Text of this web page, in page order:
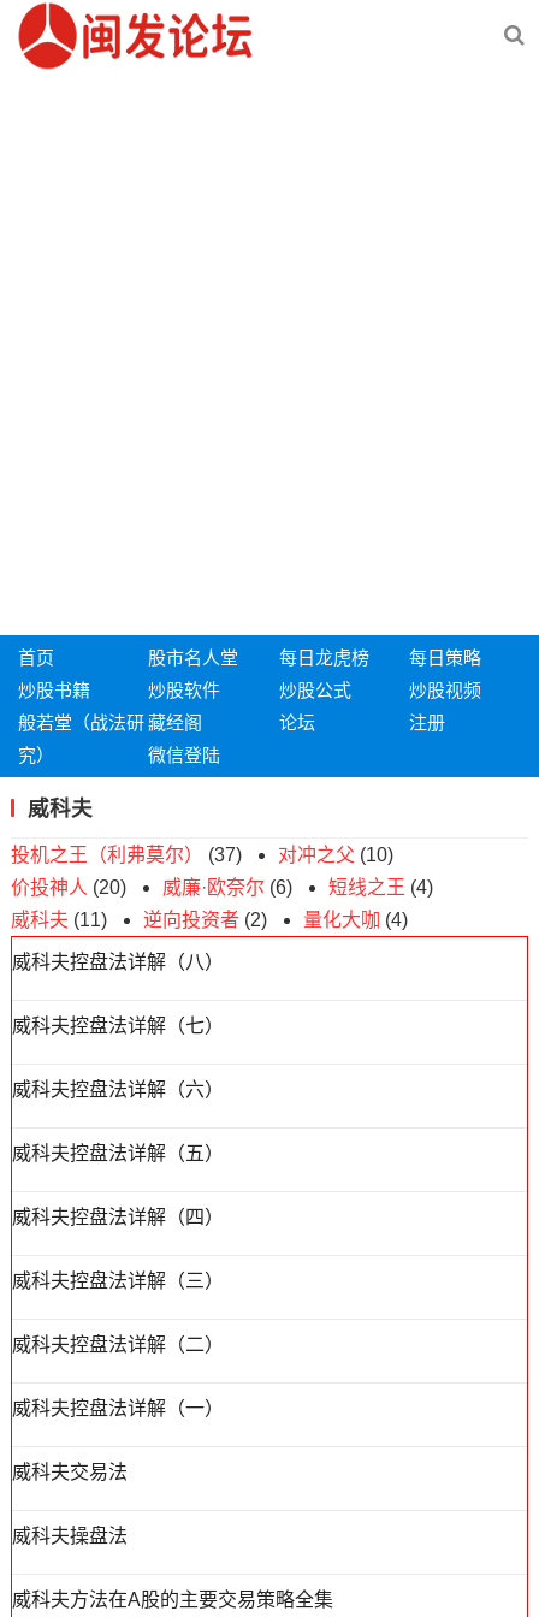
首页 股市名人堂 每日龙虎榜
每日策略
炒股书籍
炒股软件 炒股公式
炒股视频
般若堂（战法研
究）
藏经阁 论坛
注册
微信登陆
威科夫
投机之王（利弗莫尔） (37) 对冲之父 (10)
价投神人 (20) 威廉·欧奈尔 (6) 短线之王 (4)
威科夫 (11) 逆向投资者(2) 量化大咖 (4)
威科夫控盘法详解（八）
威科夫控盘法详解（七）
威科夫控盘法详解（六）
威科夫控盘法详解（五）
威科夫控盘法详解（四）
威科夫控盘法详解（三）
威科夫控盘法详解（二）
威科夫控盘法详解（一）
威科夫交易法
威科夫操盘法
威科夫方法在A股的主要交易策略全集